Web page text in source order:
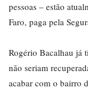
pessoas – estão
Faro, paga pela
Rogério Bacalhau já
não seriam
acabar com o bairro